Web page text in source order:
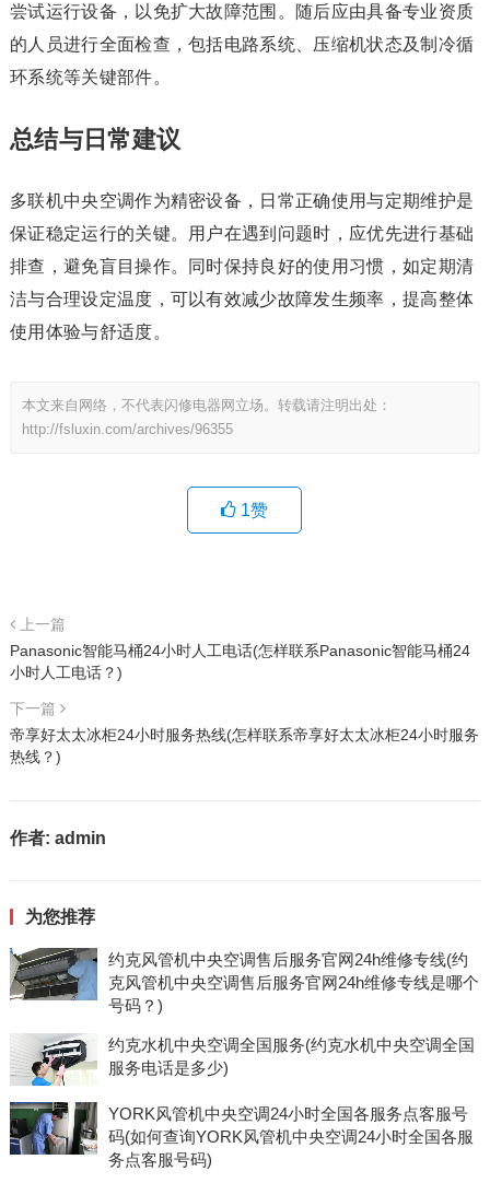
尝试运行设备，以免扩大故障范围。随后应由具备专业资质
的人员进行全面检查，包括电路系统、压缩机状态及制冷循
环系统等关键部件。
总结与日常建议
多联机中央空调作为精密设备，日常正确使用与定期维护是
保证稳定运行的关键。用户在遇到问题时，应优先进行基础
排查，避免盲目操作。同时保持良好的使用习惯，如定期清
洁与合理设定温度，可以有效减少故障发生频率，提高整体
使用体验与舒适度。
本文来自网络，不代表闪修电器网立场。转载请注明出处：
http://fsluxin.com/archives/96355
1赞
上一篇
Panasonic智能马桶24小时人工电话(怎样联系Panasonic智能马桶24
小时人工电话？)
下一篇
帝享好太太冰柜24小时服务热线(怎样联系帝享好太太冰柜24小时服务
热线？)
作者: admin
为您推荐
约克风管机中央空调售后服务官网24h维修专线(约
克风管机中央空调售后服务官网24h维修专线是哪个
号码？)
约克水机中央空调全国服务(约克水机中央空调全国
服务电话是多少)
YORK风管机中央空调24小时全国各服务点客服号
码(如何查询YORK风管机中央空调24小时全国各服
务点客服号码)